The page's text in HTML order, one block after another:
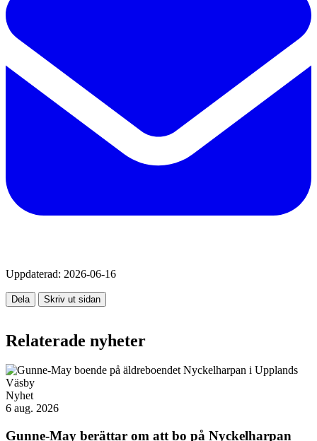
Uppdaterad: 2026-06-16
Dela Skriv ut sidan
Relaterade nyheter
Nyhet
6 aug. 2026
Gunne-May berättar om att bo på Nyckelharpan